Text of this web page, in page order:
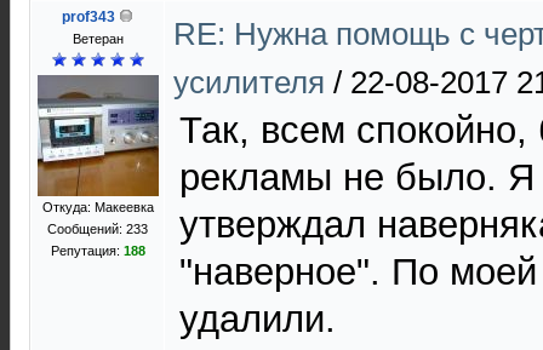
prof343
Ветеран
Откуда: Макеевка
Сообщений: 233
Репутация: 188
RE: Нужна помощь с
усилителя / 22-08-2017
Так, всем спокойно,
рекламы не было. Я
утверждал
"наверное". По моей
удалили.